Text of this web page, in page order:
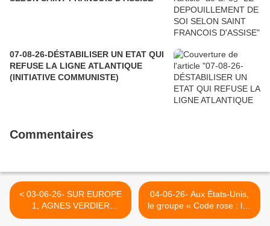
07-08-26-DÉSTABILISER UN ETAT QUI
REFUSE LA LIGNE ATLANTIQUE
(INITIATIVE COMMUNISTE)
Commentaires
< 03-06-26- SUR EUROPE
1, AGNES VERDIER
MOLINIE NE CESSE DE
04-06-26- Aux États-Unis,
le groupe « Code rose : les
femmes pour la paix »